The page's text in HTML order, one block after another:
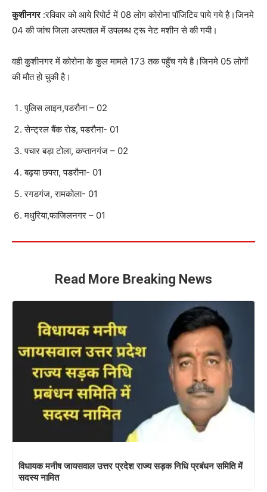
कुशीनगर:रविवार को आये रिपोर्ट में 08 लोग कोरोना पॉजिटिव पाये गये है।जिनमे
04 की जांच जिला अस्पताल में उपलब्ध ट्रू नेट मशीन से की गयी।
वही कुशीनगर में कोरोना के कुल मामले 173 तक पहुँच गये है।जिनमे 05 लोगों
की मौत हो चुकी है।
पुलिस लाइन,पडरौना – 02
सेन्ट्रल बैंक रोड, पडरौना- 01
पचार बड़ा टोला, कप्तानगंज – 02
बढ़या छपरा, पडरौना- 01
रगडगंज, रामकोला- 01
मधुरिया,फाजिलनगर – 01
Read More Breaking News
विधायक मनीष जायसवाल उत्तर प्रदेश राज्य सड़क निधि प्रबंधन समिति में
सदस्य नामित